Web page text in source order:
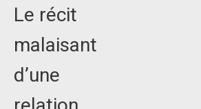
Le récit
malaisant
d’une